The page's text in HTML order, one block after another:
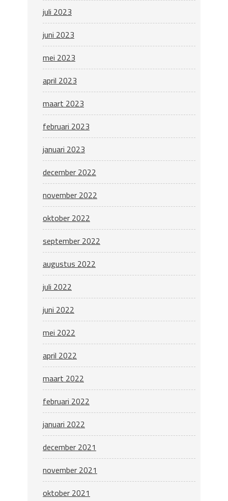
juli 2023
juni 2023
mei 2023
april 2023
maart 2023
februari 2023
januari 2023
december 2022
november 2022
oktober 2022
september 2022
augustus 2022
juli 2022
juni 2022
mei 2022
april 2022
maart 2022
februari 2022
januari 2022
december 2021
november 2021
oktober 2021